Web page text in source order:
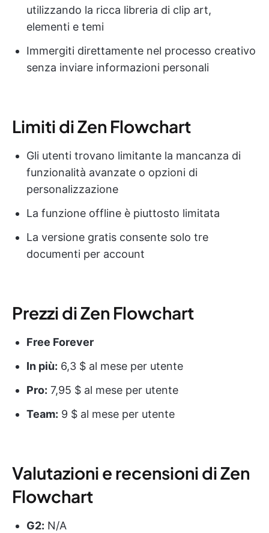
utilizzando la ricca libreria di clip art,
elementi e temi
Immergiti direttamente nel processo creativo
senza inviare informazioni personali
Limiti di Zen Flowchart
Gli utenti trovano limitante la mancanza di
funzionalità avanzate o opzioni di
personalizzazione
La funzione offline è piuttosto limitata
La versione gratis consente solo tre
documenti per account
Prezzi di Zen Flowchart
Free Forever
In più: 6,3 $ al mese per utente
Pro: 7,95 $ al mese per utente
Team: 9 $ al mese per utente
Valutazioni e recensioni di Zen
Flowchart
G2: N/A